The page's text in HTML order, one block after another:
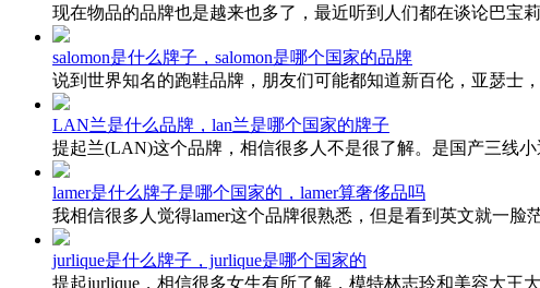
现在物品的品牌也是越来也多了，最近听到人们都在谈论巴宝
salomon是什么牌子，salomon是哪个国家的品牌
说到世界知名的跑鞋品牌，朋友们可能都知道新百伦，亚瑟士
LAN兰是什么品牌，lan兰是哪个国家的牌子
提起兰(LAN)这个品牌，相信很多人不是很了解。是国产三线
lamer是什么牌子是哪个国家的，lamer算奢侈品吗
我相信很多人觉得lamer这个品牌很熟悉，但是看到英文就一
jurlique是什么牌子，jurlique是哪个国家的
提起jurlique，相信很多女生有所了解，模特林志玲和美容大王